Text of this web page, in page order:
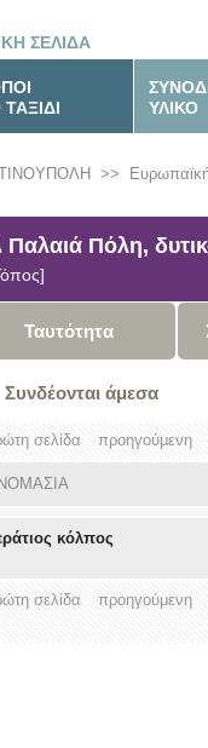
ΣΕΛΙΔΑ
ΥΛΙΚΟ
>>
Παλαιά Πόλη,
Ταυτότητα
Συνδέονται άμεσα
σελίδα προηγούμενη
κόλπος
σελίδα προηγούμενη